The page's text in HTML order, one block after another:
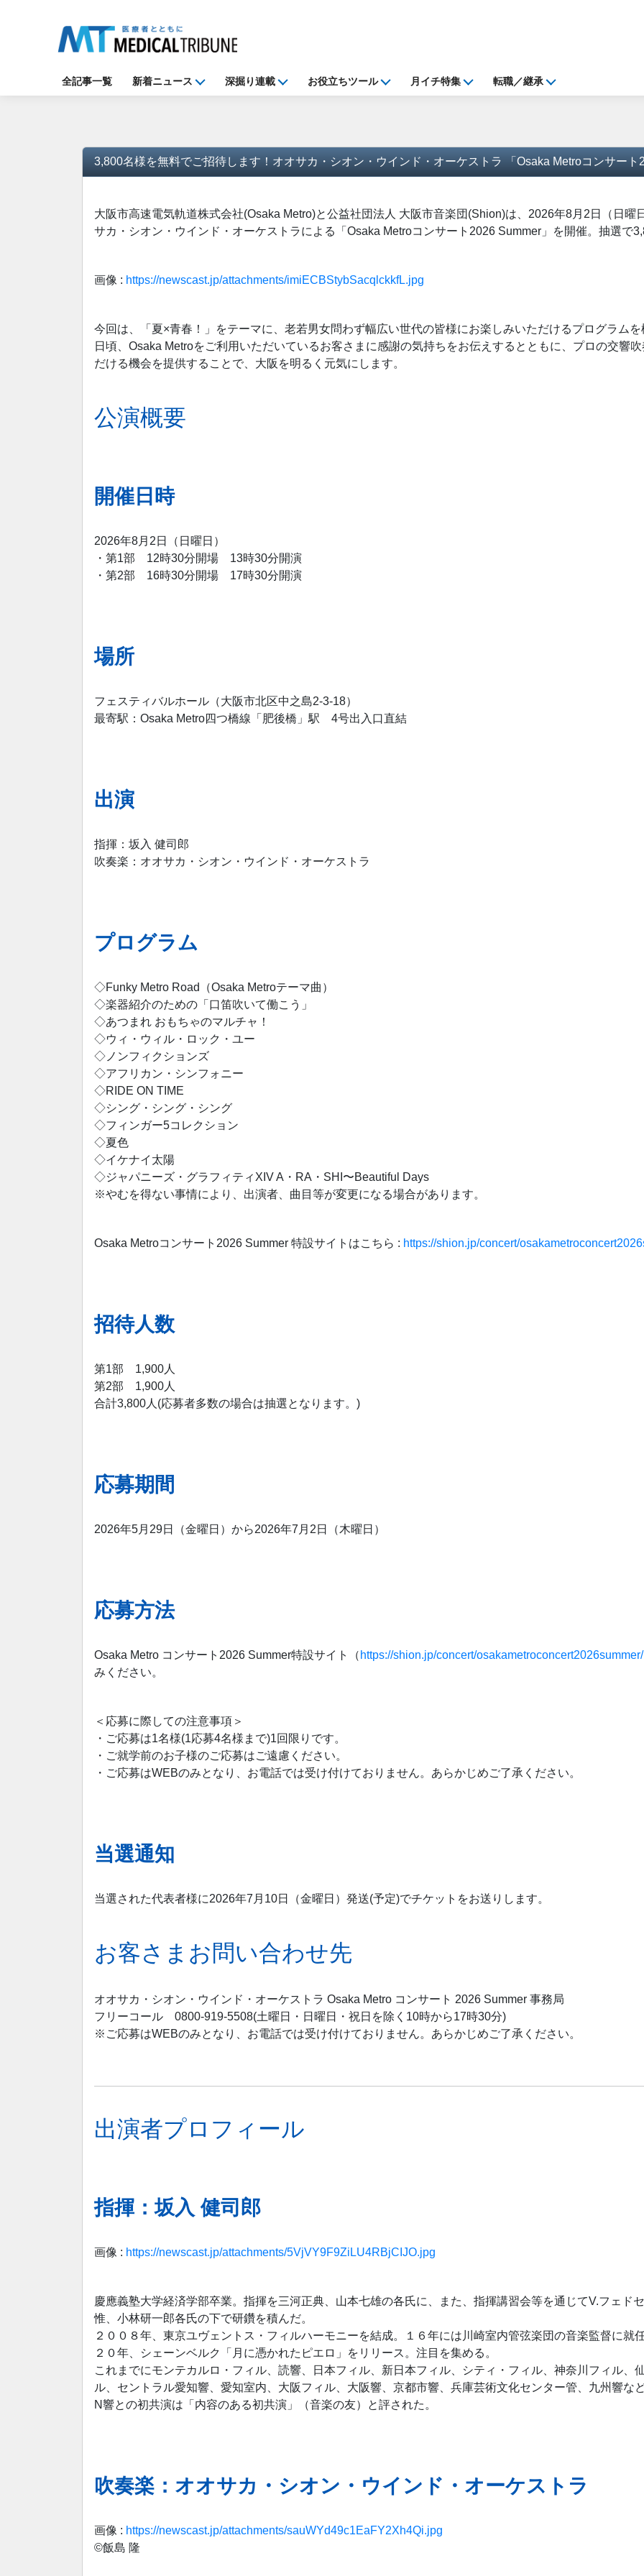
全記事一覧 新着ニュース 深掘り連載 お役立ちツール 月イチ特集 転職／継承
3,800名様を無料でご招待します！オオサカ・シオン・ウインド・オーケストラ 「Osaka Metroコンサート
大阪市高速電気軌道株式会社(Osaka Metro)と公益社団法人 大阪市音楽団(Shion)は、2026年8月2日（日曜
サカ・シオン・ウインド・オーケストラによる「Osaka Metroコンサート2026 Summer」を開催。抽選で
画像 : https://newscast.jp/attachments/imiECBStybSacqlckkfL.jpg
今回は、「夏×青春！」をテーマに、老若男女問わず幅広い世代の皆様にお楽しみいただけるプログラムを
日頃、Osaka Metroをご利用いただいているお客さまに感謝の気持ちをお伝えするとともに、プロの交響
だける機会を提供することで、大阪を明るく元気にします。
公演概要
開催日時
2026年8月2日（日曜日）
・第1部 12時30分開場 13時30分開演
・第2部 16時30分開場 17時30分開演
場所
フェスティバルホール（大阪市北区中之島2-3-18）
最寄駅：Osaka Metro四つ橋線「肥後橋」駅 4号出入口直結
出演
指揮：坂入 健司郎
吹奏楽：オオサカ・シオン・ウインド・オーケストラ
プログラム
◇Funky Metro Road（Osaka Metroテーマ曲）
◇楽器紹介のための「口笛吹いて働こう」
◇あつまれ おもちゃのマルチャ！
◇ウィ・ウィル・ロック・ユー
◇ノンフィクションズ
◇アフリカン・シンフォニー
◇RIDE ON TIME
◇シング・シング・シング
◇フィンガー5コレクション
◇夏色
◇イケナイ太陽
◇ジャパニーズ・グラフィティXIV A・RA・SHI〜Beautiful Days
※やむを得ない事情により、出演者、曲目等が変更になる場合があります。
Osaka Metroコンサート2026 Summer 特設サイトはこちら : https://shion.jp/concert/
招待人数
第1部 1,900人
第2部 1,900人
合計3,800人(応募者多数の場合は抽選となります。)
応募期間
2026年5月29日（金曜日）から2026年7月2日（木曜日）
応募方法
Osaka Metro コンサート2026 Summer特設サイト（ https://shion.jp/concert/osakametroconcert2026summer/
みください。
＜応募に際しての注意事項＞
・ご応募は1名様(1応募4名様まで)1回限りです。
・ご就学前のお子様のご応募はご遠慮ください。
・ご応募はWEBのみとなり、お電話では受け付けておりません。あらかじめご了承ください。
当選通知
当選された代表者様に2026年7月10日（金曜日）発送(予定)でチケットをお送りします。
お客さまお問い合わせ先
オオサカ・シオン・ウインド・オーケストラ Osaka Metro コンサート 2026 Summer 事務局
フリーコール 0800-919-5508(土曜日・日曜日・祝日を除く10時から17時30分)
※ご応募はWEBのみとなり、お電話では受け付けておりません。あらかじめご了承ください。
出演者プロフィール
指揮：坂入 健司郎
画像 : https://newscast.jp/attachments/5VjVY9F9ZiLU4RBjCIJO.jpg
慶應義塾大学経済学部卒業。指揮を三河正典、山本七雄の各氏に、また、指揮講習会等を通じてV.フェド
惟、小林研一郎各氏の下で研鑽を積んだ。
２００８年、東京ユヴェントス・フィルハーモニーを結成。１６年には川崎室内管弦楽団の音楽監督に就任
２０年、シェーンベルク「月に憑かれたピエロ」をリリース。注目を集める。
これまでにモンテカルロ・フィル、読響、日本フィル、新日本フィル、シティ・フィル、神奈川フィル、
ル、セントラル愛知響、愛知室内、大阪フィル、大阪響、京都市響、兵庫芸術文化センター管、九州響など
N響との初共演は「内容のある初共演」（音楽の友）と評された。
吹奏楽：オオサカ・シオン・ウインド・オーケストラ
画像 : https://newscast.jp/attachments/sauWYd49c1EaFY2Xh4Qi.jpg
©︎飯島 隆